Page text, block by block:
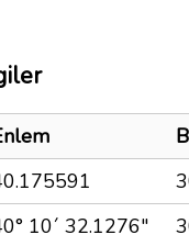
10´ 32.1276"